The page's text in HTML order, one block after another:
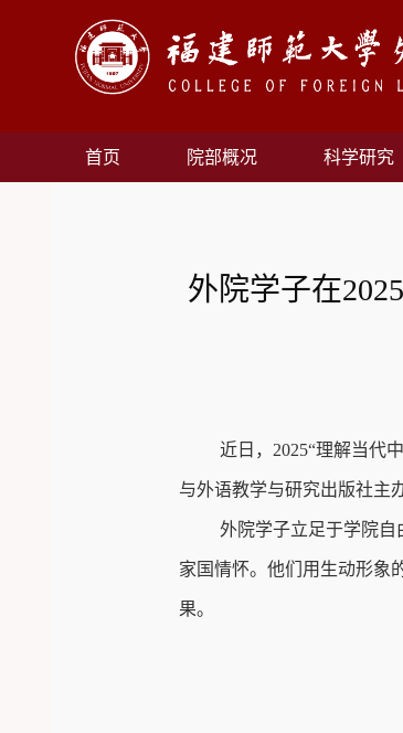
首页 院部概况 科学研究
外院学子在
近日， 2025“理解当代
与外语教学与研究出版社主
外院学子立足于学院
家国情怀。他们用生动形象
果。